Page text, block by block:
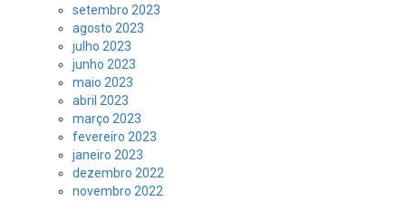
setembro 2023
agosto 2023
julho 2023
junho 2023
maio 2023
abril 2023
março 2023
fevereiro 2023
janeiro 2023
dezembro 2022
novembro 2022